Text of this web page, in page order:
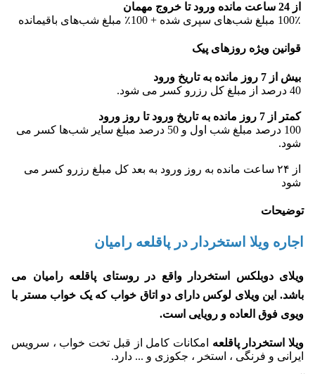
از 24 ساعت مانده ورود تا خروج مهمان
100٪ مبلغ شب‌های سپری شده + 100٪ مبلغ شب‌های باقیمانده
قوانین ویژه روزهای پیک
بیش از 7 روز مانده به تاریخ ورود
40 درصد از مبلغ کل رزرو کسر می شود.
کمتر از 7 روز مانده به تاریخ ورود تا روز ورود
100 درصد مبلغ شب اول و 50 درصد مبلغ سایر شب‌ها کسر می
شود.
از ۲۴ ساعت مانده به روز ورود به بعد کل مبلغ رزرو کسر می
شود
توضیحات
اجاره ویلا استخردار در پاقلعه رامیان
ویلای دوبلکس استخردار واقع در روستای پاقلعه رامیان می
باشد. این ویلای لوکس دارای دو اتاق خواب که یک خواب مستر با
ویوی فوق العاده و رویایی است.
ویلا استخردار پاقلعه امکانات کامل از قبل تخت خواب ، سرویس
ایرانی و فرنگی ، استخر ، جکوزی و ... دارد.